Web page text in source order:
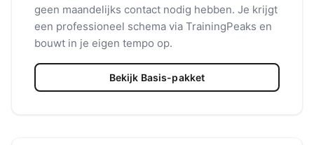
geen maandelijks contact nodig hebben. Je krijgt
een professioneel schema via TrainingPeaks en
bouwt in je eigen tempo op.
Bekijk Basis-pakket